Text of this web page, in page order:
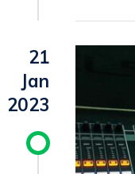
21
Jan
2023